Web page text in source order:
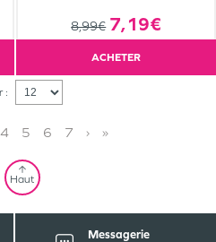
8,99€ 7,19€
ACHETER
:
4 5 6 7 › »
Haut
Messagerie